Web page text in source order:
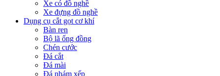
Xe có đồ nghề
Xe đựng đồ nghề
Dụng cụ cắt gọt cơ khí
Bàn ren
Bộ lã ống đồng
Chén cước
Đá cắt
Đá mài
Đá nhám xếp